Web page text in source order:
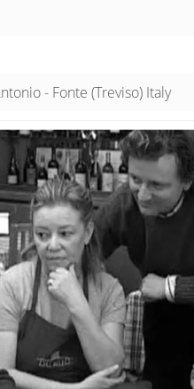
- Fonte (Treviso) Italy